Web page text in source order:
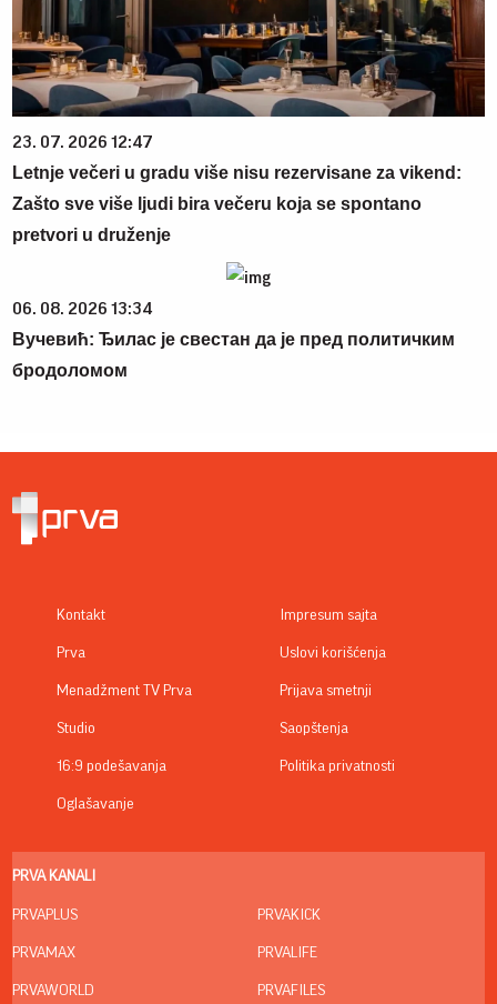
23. 07. 2026 12:47
Letnje večeri u gradu više nisu rezervisane za vikend:
Zašto sve više ljudi bira večeru koja se spontano
pretvori u druženje
06. 08. 2026 13:34
Вучевић: Ђилас је свестан да је пред политичким
бродоломом
Kontakt
Prva
Menadžment TV Prva
Studio
16:9 podešavanja
Oglašavanje
Impresum sajta
Uslovi korišćenja
Prijava smetnji
Saopštenja
Politika privatnosti
PRVA KANALI
PRVAPLUS
PRVAMAX
PRVAWORLD
PRVAKICK
PRVALIFE
PRVAFILES